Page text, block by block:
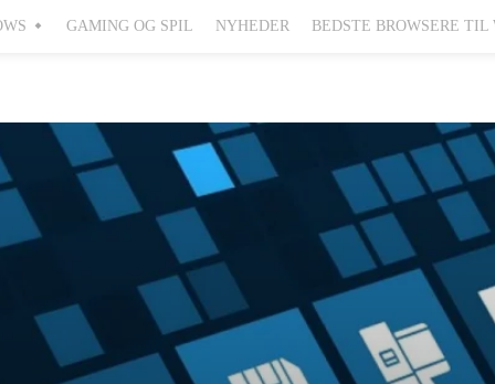
GAMING OG SPIL NYHEDER BEDSTE BROWSERE TIL